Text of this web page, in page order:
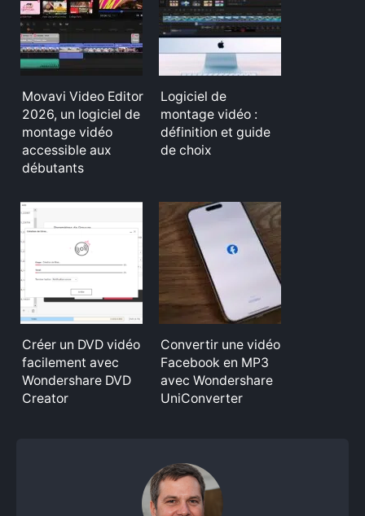
Movavi Video Editor
2026, un logiciel de
montage vidéo
accessible aux
débutants
Logiciel de
montage vidéo :
définition et guide
de choix
Créer un DVD vidéo
facilement avec
Wondershare DVD
Creator
Convertir une vidéo
Facebook en MP3
avec Wondershare
UniConverter